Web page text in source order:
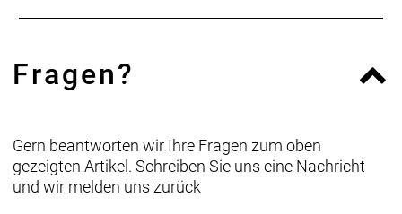
Raffinierte Integration
Das Domane mit seiner verborgenen
nie dagewesene Integration aus.
Geschlecht: Uni
Fragen?
Gern beantworten wir Ihre Fragen zum oben
gezeigten Artikel. Schreiben Sie uns eine Nachricht
und wir melden uns zurück